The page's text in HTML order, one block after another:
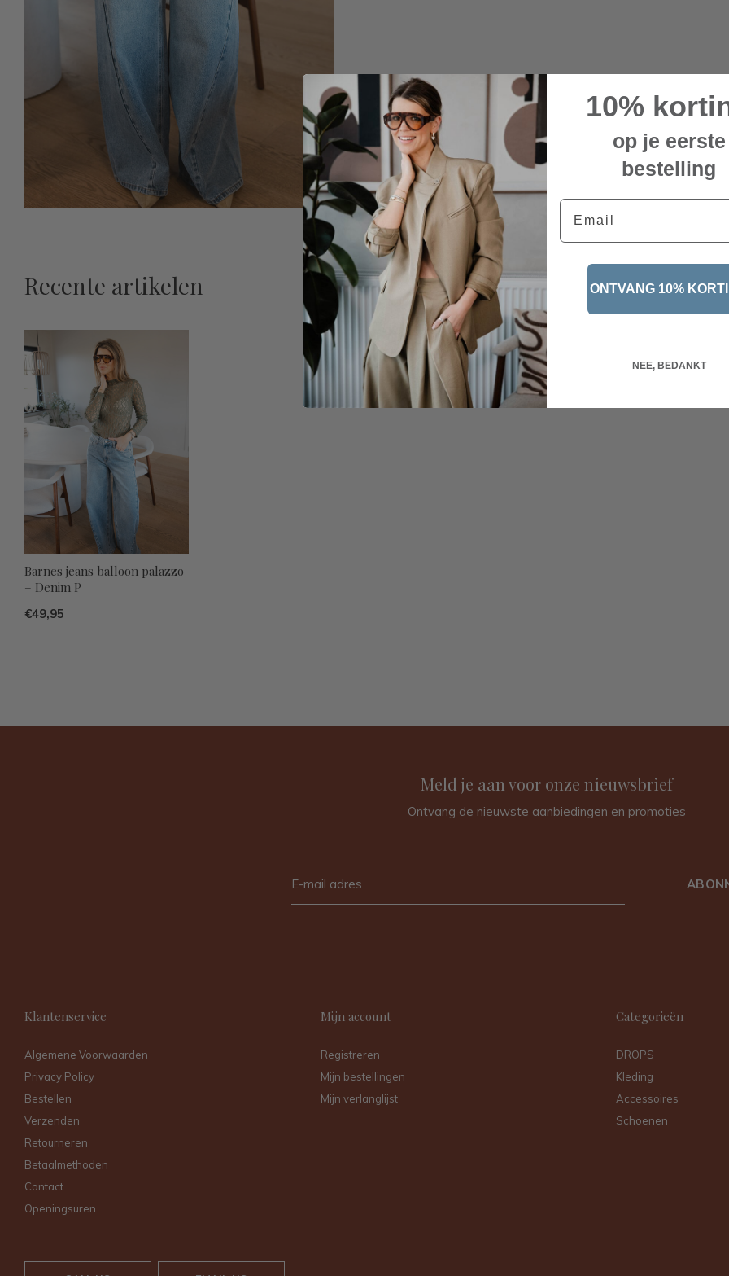
Recente artikelen
Barnes jeans balloon palazzo
– Denim P
€49,95
Meld je aan voor onze nieuwsbrief
Ontvang de nieuwste aanbiedingen en promoties
Klantenservice
Algemene Voorwaarden
Privacy Policy
Bestellen
Verzenden
Retourneren
Betaalmethoden
Contact
Openingsuren
Mijn account
Registreren
Mijn bestellingen
Mijn verlanglijst
Categorieën
DROPS
Kleding
Accessoires
Schoenen
10%
op je eerste
bestelling
Email
ONTVANG 10%
NEE, BEDANKT